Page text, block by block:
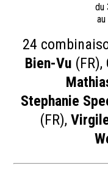
du
24
Bien-Vu (FR),
Stephanie
(FR),